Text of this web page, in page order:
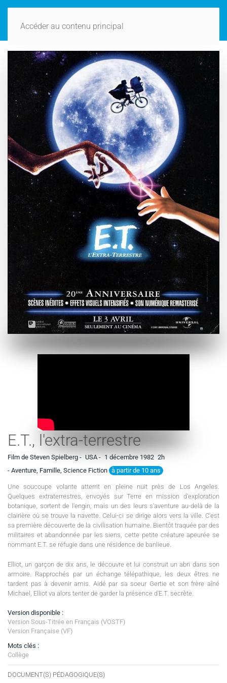
Accéder au contenu principal
E.T., l'extra-terrestre
Film de Steven Spielberg - USA - 1 décembre 1982 2h
- Aventure, Famille, Science Fiction à partir de 10 ans
Une soucoupe volante atterrit en pleine nuit près de Los Angeles.
Quelques extraterrestres, envoyés sur Terre en mission d'exploration
botanique, sortent de l'engin, mais un des leurs s'aventure au-delà de la
clairière où se trouve la navette. Celui-ci se dirige alors vers la ville. C'est
sa première découverte de la civilisation humaine. Bientôt traquée par des
militaires et abandonnée par les siens, cette petite créature apeurée se
nommant E.T. se réfugie dans une résidence de banlieue.
Elliot, un garçon de dix ans, le découvre et lui construit un abri dans son
armoire. Rapprochés par un échange télépathique, les deux êtres ne
tardent pas à devenir amis. Aidé par sa soeur Gertie et son frère aîné
Michael, Elliot va alors tenter de garder la présence d'E.T. secrète.
Version disponible :
Version Sous-Titrée en Français (VOSTF)
Version Française (VF)
Mots clés :
Collège
DOCUMENT(S) PÉDAGOGIQUE(S)